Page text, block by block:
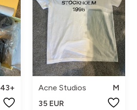
43+
Acne Studios
M
35 EUR